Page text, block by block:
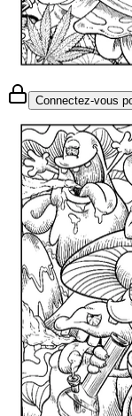
Connectez-vous